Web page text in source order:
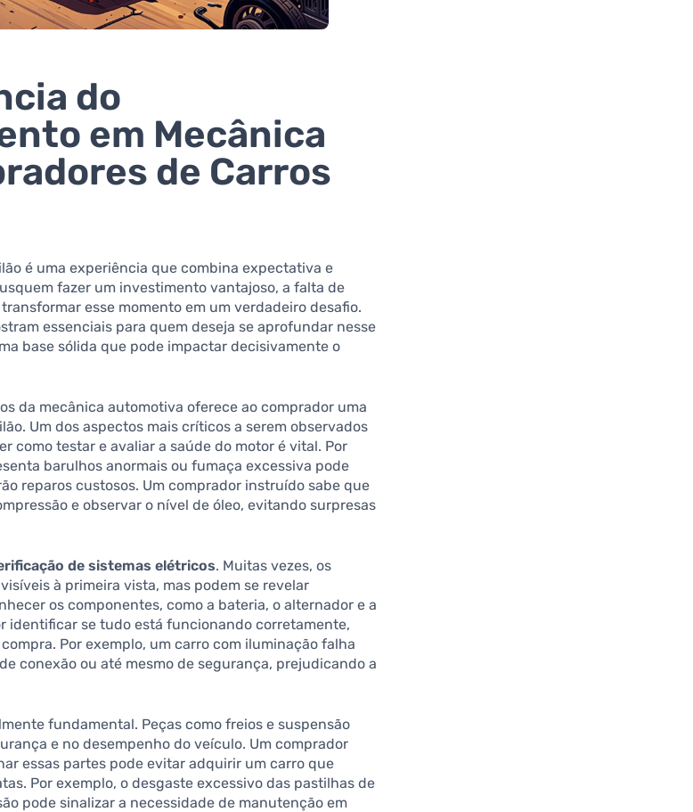
do
em Mecânica
de Carros
é uma experiência que combina expectativa e
fazer um investimento vantajoso, a falta de
esse momento em um verdadeiro desafio.
essenciais para quem deseja se aprofundar nesse
base sólida que pode impactar decisivamente o
da mecânica automotiva oferece ao comprador uma
Um dos aspectos mais críticos a serem observados
como testar e avaliar a saúde do motor é vital. Por
barulhos anormais ou fumaça excessiva pode
reparos custosos. Um comprador instruído sabe que
e observar o nível de óleo, evitando surpresas
de sistemas elétricos. Muitas vezes, os
à primeira vista, mas podem se revelar
os componentes, como a bateria, o alternador e a
identificar se tudo está funcionando corretamente,
Por exemplo, um carro com iluminação falha
conexão ou até mesmo de segurança, prejudicando a
fundamental. Peças como freios e suspensão
e no desempenho do veículo. Um comprador
essas partes pode evitar adquirir um carro que
Por exemplo, o desgaste excessivo das pastilhas de
pode sinalizar a necessidade de manutenção em